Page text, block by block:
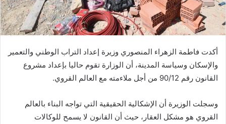
ل
ك
ت
و
ن
ي
أكدت فاطمة الزهراء المنصوري وزيرة إعداد التراب الوطني والتعمير
والإسكان وسياسة المدينة، أن الوزارة تقوم حاليا بإعداد مشروع
القانون رقم 90/12 من أجل ملاءمته مع العالم القروي.
وسجلت الوزيرة أن الإشكالية الحقيقية التي تواجه البناء بالعالم
القروي هو مشكل العقار، حيث أن القانون لا يسمح للوكالات